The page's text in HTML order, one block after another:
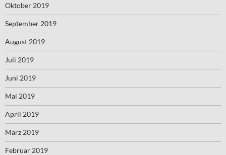
Oktober 2019
September 2019
August 2019
Juli 2019
Juni 2019
Mai 2019
April 2019
März 2019
Februar 2019